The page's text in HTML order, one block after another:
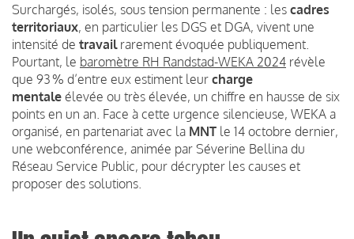
Surchargés, isolés, sous tension permanente : les cadres
territoriaux, en particulier les DGS et DGA, vivent une
intensité de travail rarement évoquée publiquement.
Pourtant, le baromètre RH Randstad-WEKA 2024 révèle
que 93 % d’entre eux estiment leur charge
mentale élevée ou très élevée, un chiffre en hausse de six
points en un an. Face à cette urgence silencieuse, WEKA a
organisé, en partenariat avec la MNT le 14 octobre dernier,
une webconférence, animée par Séverine Bellina du
Réseau Service Public, pour décrypter les causes et
proposer des solutions.